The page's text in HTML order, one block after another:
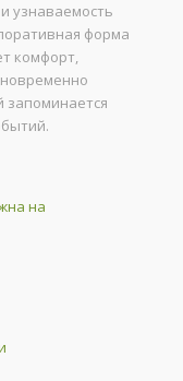
узнаваемость
форма
комфорт,
запоминается
на